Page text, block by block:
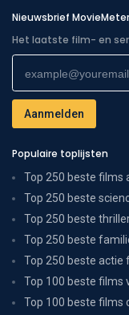
Nieuwsbrief MovieMeter
Het laatste film- en
Populaire toplijsten
Top 250 beste films
Top 250 beste
Top 250 beste
Top 250 beste
Top 250 beste actie
Top 100 beste films
Top 100 beste films